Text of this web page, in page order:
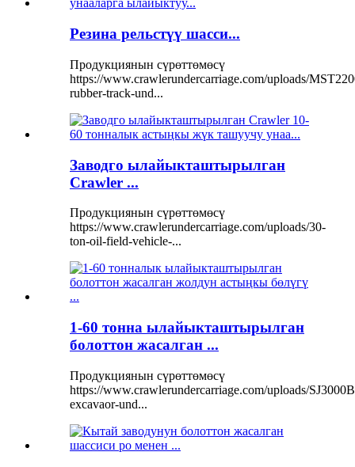
Резина рельстүү шасси...
Продукциянын сүрөттөмөсү
https://www.crawlerundercarriage.com/uploads/
rubber-track-und...
Заводго ылайыкташтырылган
Crawler ...
Продукциянын сүрөттөмөсү
https://www.crawlerundercarriage.com/uploads/30-
ton-oil-field-vehicle-...
1-60 тонна ылайыкташтырылган
болоттон жасалган ...
Продукциянын сүрөттөмөсү
https://www.crawlerundercarriage.com/uploads/
excavaor-und...